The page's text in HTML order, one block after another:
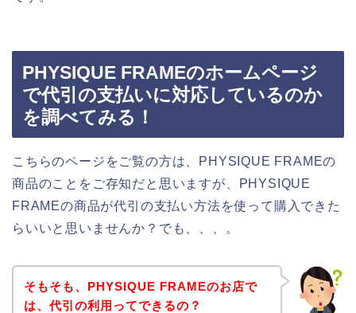
PHYSIQUE FRAMEのホームページ
で代引の支払いに対応しているのか
を調べてみる！
こちらのページをご覧の方は、PHYSIQUE FRAMEの
商品のことをご存知だと思いますが、PHYSIQUE
FRAMEの商品が代引の支払い方法を使って購入できた
らいいと思いませんか？でも、、、。
そもそも、PHYSIQUE FRAMEのお店で
は、代引の利用ってできるの？